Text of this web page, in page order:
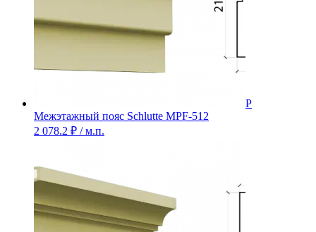
Межэтажный пояс Schlutte MPF-512
2 078.2 ₽ / м.п.